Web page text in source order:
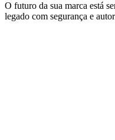
O futuro da sua marca está
legado com segurança e